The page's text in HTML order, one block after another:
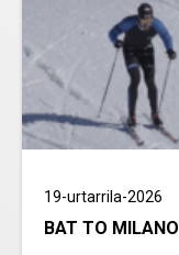
19-urtarrila-2026
BAT TO MILANO